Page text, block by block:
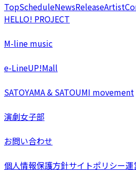
TopScheduleNewsReleaseArtist
HELLO! PROJECT
M-line music
e-LineUP!Mall
SATOYAMA & SATOUMI movement
演劇女子部
お問い合わせ
個人情報保護方針サイトポリシー運